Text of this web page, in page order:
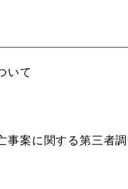
いて
事案に関する第三者